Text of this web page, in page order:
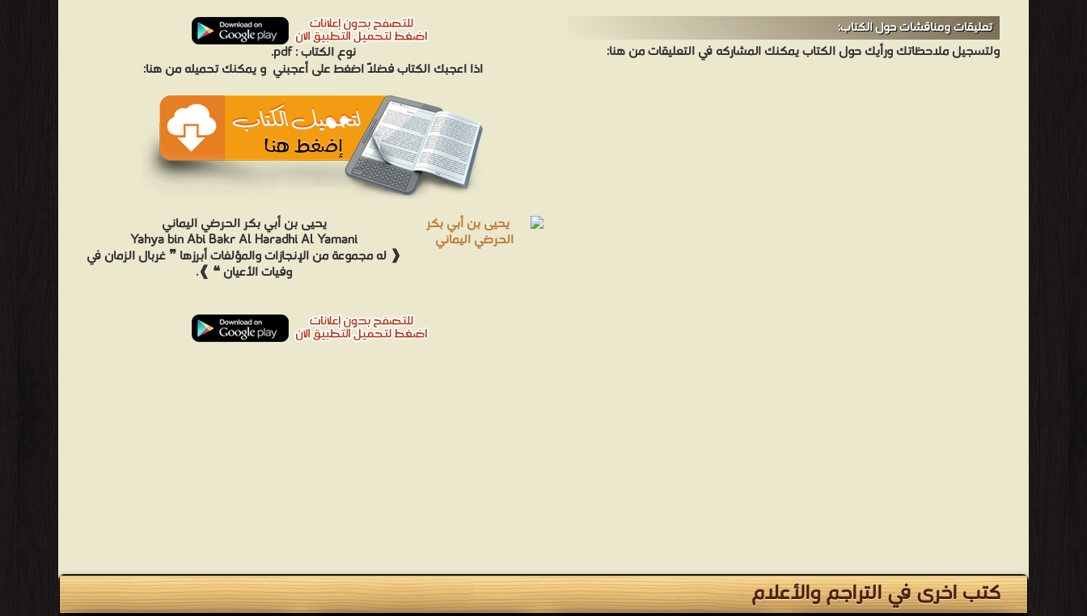
تعليقات ومناقشات حول الكتاب:
ولتسجيل ملاحظاتك ورأيك حول الكتاب يمكنك المشاركه في التعليقات من هنا: نوع الكتاب :pdf.
اذا اعجبك الكتاب فضلاً اضغط على أعجبني و يمكنك تحميله من هنا:
يحيى بن أبي بكر الحرضي اليماني
Yahya bin Abi Bakr Al Haradhi Al Yamani
❰ له مجموعة من الإنجازات والمؤلفات أبرزها ❞ غربال الزمان في
وفيات الأعيان ❝ ❱.
كتب اخرى في التراجم والأعلام